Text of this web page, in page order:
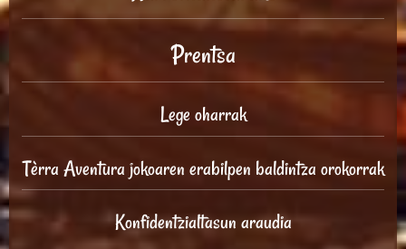
Prentsa
Lege oharrak
Tèrra Aventura jokoaren erabilpen baldintza orokorrak
Konfidentzialtasun araudia